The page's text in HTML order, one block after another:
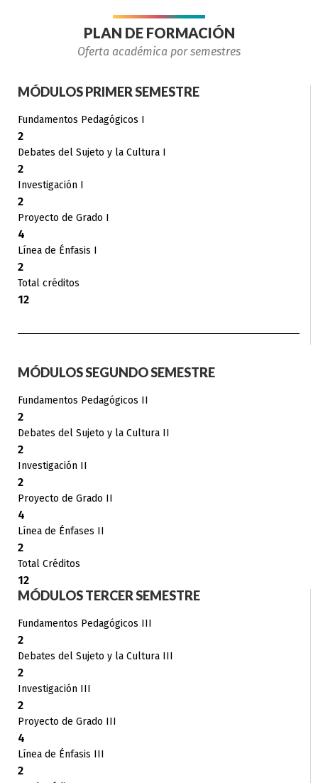
PLAN DE FORMACIÓN
Oferta académica por semestres
MÓDULOS PRIMER SEMESTRE
Fundamentos Pedagógicos I
2
Debates del Sujeto y la Cultura I
2
Investigación I
2
Proyecto de Grado I
4
Línea de Énfasis I
2
Total créditos
12
MÓDULOS SEGUNDO SEMESTRE
Fundamentos Pedagógicos II
2
Debates del Sujeto y la Cultura II
2
Investigación II
2
Proyecto de Grado II
4
Línea de Énfases II
2
Total Créditos
12
MÓDULOS TERCER SEMESTRE
Fundamentos Pedagógicos III
2
Debates del Sujeto y la Cultura III
2
Investigación III
2
Proyecto de Grado III
4
Línea de Énfasis III
2